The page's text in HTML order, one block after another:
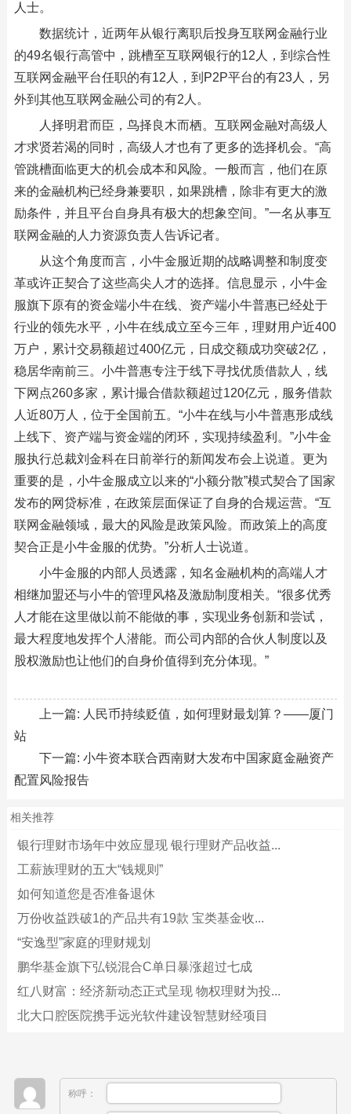
人士。
数据统计，近两年从银行离职后投身互联网金融行业
的49名银行高管中，跳槽至互联网银行的12人，到综合性
互联网金融平台任职的有12人，到P2P平台的有23人，另
外到其他互联网金融公司的有2人。
人择明君而臣，鸟择良木而栖。互联网金融对高级人
才求贤若渴的同时，高级人才也有了更多的选择机会。“高
管跳槽面临更大的机会成本和风险。一般而言，他们在原
来的金融机构已经身兼要职，如果跳槽，除非有更大的激
励条件，并且平台自身具有极大的想象空间。”一名从事互
联网金融的人力资源负责人告诉记者。
从这个角度而言，小牛金服近期的战略调整和制度变
革或许正契合了这些高尖人才的选择。信息显示，小牛金
服旗下原有的资金端小牛在线、资产端小牛普惠已经处于
行业的领先水平，小牛在线成立至今三年，理财用户近400
万户，累计交易额超过400亿元，日成交额成功突破2亿，
稳居华南前三。小牛普惠专注于线下寻找优质借款人，线
下网点260多家，累计撮合借款额超过120亿元，服务借款
人近80万人，位于全国前五。“小牛在线与小牛普惠形成线
上线下、资产端与资金端的闭环，实现持续盈利。”小牛金
服执行总裁刘金科在日前举行的新闻发布会上说道。更为
重要的是，小牛金服成立以来的“小额分散”模式契合了国家
发布的网贷标准，在政策层面保证了自身的合规运营。“互
联网金融领域，最大的风险是政策风险。而政策上的高度
契合正是小牛金服的优势。”分析人士说道。
小牛金服的内部人员透露，知名金融机构的高端人才
相继加盟还与小牛的管理风格及激励制度相关。“很多优秀
人才能在这里做以前不能做的事，实现业务创新和尝试，
最大程度地发挥个人潜能。而公司内部的合伙人制度以及
股权激励也让他们的自身价值得到充分体现。”
上一篇: 人民币持续贬值，如何理财最划算？——厦门
站
下一篇: 小牛资本联合西南财大发布中国家庭金融资产
配置风险报告
相关推荐
银行理财市场年中效应显现 银行理财产品收益...
工薪族理财的五大“钱规则”
如何知道您是否准备退休
万份收益跌破1的产品共有19款 宝类基金收...
“安逸型”家庭的理财规划
鹏华基金旗下弘锐混合C单日暴涨超过七成
红八财富：经济新动态正式呈现 物权理财为投...
北大口腔医院携手远光软件建设智慧财经项目
称呼：